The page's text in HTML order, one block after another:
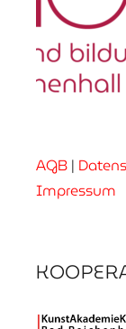
AGB |
Impressum